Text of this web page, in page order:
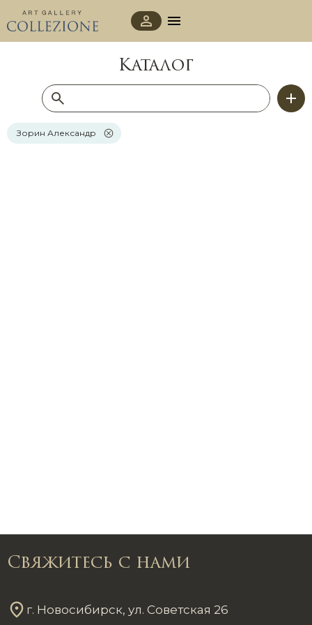
Каталог
Зорин Александр
Свяжитесь с нами
г. Новосибирск, ул. Советская 26